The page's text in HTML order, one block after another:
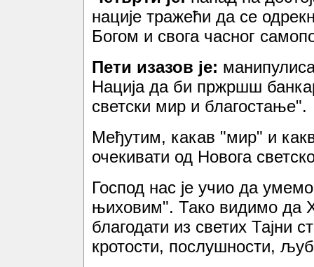
нације тражећи да се
Богом и свога часног
Пети изазов је:
Нација да би пржршш
светски мир и благостање".
Међутим, какав "мир" и
очекивати од Новога
Господ нас је учио да
њиховим". Тако видимо да
благодати из светих Тајни
кротости, послушности,